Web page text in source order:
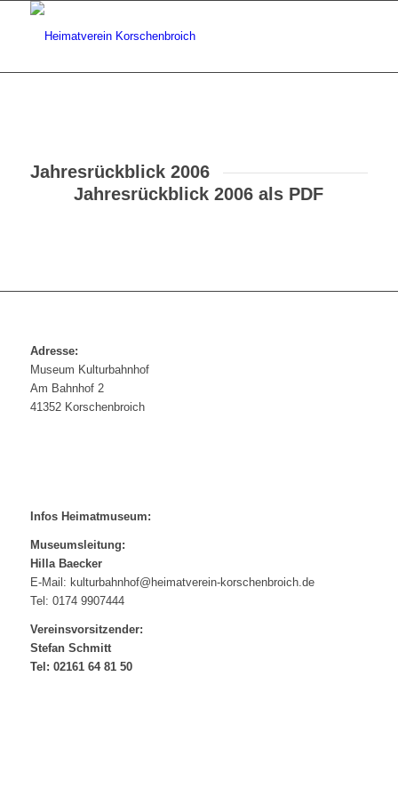
Jahresrückblick 2006
Jahresrückblick 2006 als PDF
Adresse:
Museum Kulturbahnhof
Am Bahnhof 2
41352 Korschenbroich
Infos Heimatmuseum:
Museumsleitung:
Hilla Baecker
E-Mail: kulturbahnhof@heimatverein-korschenbroich.de
Tel: 0174 9907444
Vereinsvorsitzender:
Stefan Schmitt
Tel: 02161 64 81 50